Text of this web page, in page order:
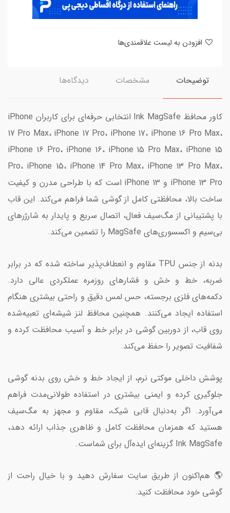
توضیحات مشخصات دیدگاه‌ها
کاور محافظ Ink MagSafe انتخابی حرفه‌ای برای کاربران iPhone
17 Pro Max، iPhone 17 Pro، iPhone 17، iPhone 16 Pro Max،
iPhone 16 Pro، iPhone 16، iPhone 15 Pro Max، iPhone 15
Pro، iPhone 15، iPhone 14 Pro Max، iPhone 13 Pro Max،
iPhone 13 Pro و iPhone 13 است که با طراحی مدرن و کیفیت
ساخت بالا، محافظتی کامل از گوشی شما فراهم می‌کند. این قاب
با پشتیبانی از مگ‌سیف فعال، اتصال سریع و پایدار به شارژرهای
بی‌سیم و اکسسوری‌های MagSafe را تضمین می‌کند.
بدنه از جنس TPU مقاوم و انعطاف‌پذیر ساخته شده که در برابر
ضربه، خط و خش و فشارهای روزمره عملکردی عالی دارد.
دکمه‌های فلزی برجسته، حس لمس دقیق و راحتی بیشتری هنگام
استفاده ایجاد می‌کنند. همچنین محافظ لنز شیشه‌ای تعبیه‌شده
روی قاب، از دوربین گوشی در برابر خط و آسیب محافظت کرده و
شفافیت تصویر را حفظ می‌کند.
پوشش داخلی موکتی نرم، از ایجاد خط و خش روی بدنه گوشی
جلوگیری کرده و ایمنی بیشتری در استفاده طولانی‌مدت فراهم
می‌آورد. اگر به‌دنبال قابی شیک، مقاوم و مجهز به مگ‌سیف
هستید که همزمان محافظت کامل و ظاهری جذاب ارائه دهد،
Ink MagSafe گزینه‌ای ایده‌آل برای شماست.
🌎 هم‌اکنون از طریق سایت سفارش دهید و با خیال راحت از
گوشی خود محافظت کنید.